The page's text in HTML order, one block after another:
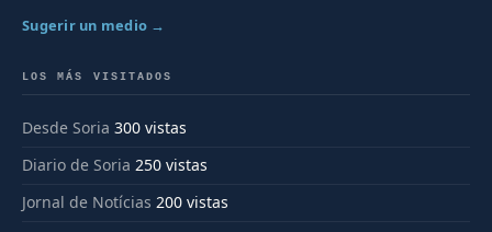
Sugerir un medio →
LOS MÁS VISITADOS
Desde Soria 300 vistas
Diario de Soria 250 vistas
Jornal de Notícias 200 vistas